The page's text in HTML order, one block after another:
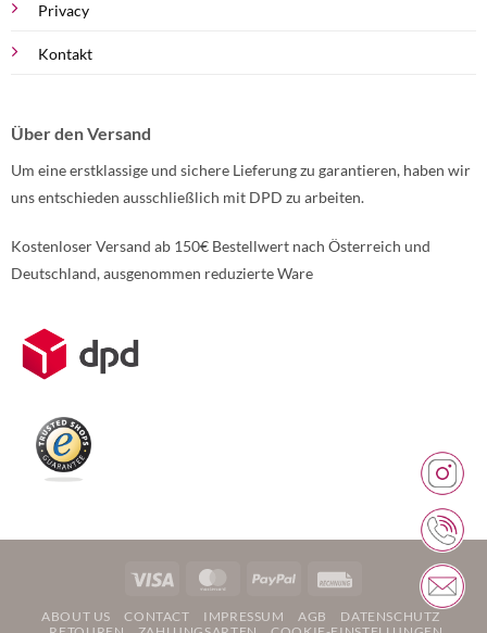
Privacy
Kontakt
Über den Versand
Um eine erstklassige und sichere Lieferung zu garantieren, haben wir
uns entschieden ausschließlich mit DPD zu arbeiten.
Kostenloser Versand ab 150€ Bestellwert nach Österreich und
Deutschland, ausgenommen reduzierte Ware
Weitere Informationen über den gesperrten Inhalt.
Visa MasterCardPayPal
ABOUT US CONTACT IMPRESSUM AGB
DATENSCHUTZ